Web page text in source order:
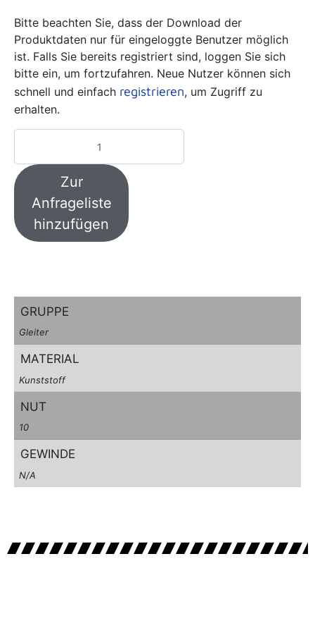
Bitte beachten Sie, dass der Download der
Produktdaten nur für eingeloggte Benutzer möglich
ist. Falls Sie bereits registriert sind, loggen Sie sich
bitte ein, um fortzufahren. Neue Nutzer können sich
schnell und einfach registrieren, um Zugriff zu
erhalten.
Zur
Anfrageliste
hinzufügen
GRUPPE
Gleiter
MATERIAL
Kunststoff
NUT
10
GEWINDE
N/A